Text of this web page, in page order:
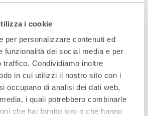
i cookie
per personalizzare contenuti ed
funzionalità dei social media e per
traffico. Condividiamo inoltre
in cui utilizzi il nostro sito con i
occupano di analisi dei dati web,
i quali potrebbero combinarle
che hai fornito loro o che hanno
gruppo Silkroad's GMW Ambassadors
Parenti